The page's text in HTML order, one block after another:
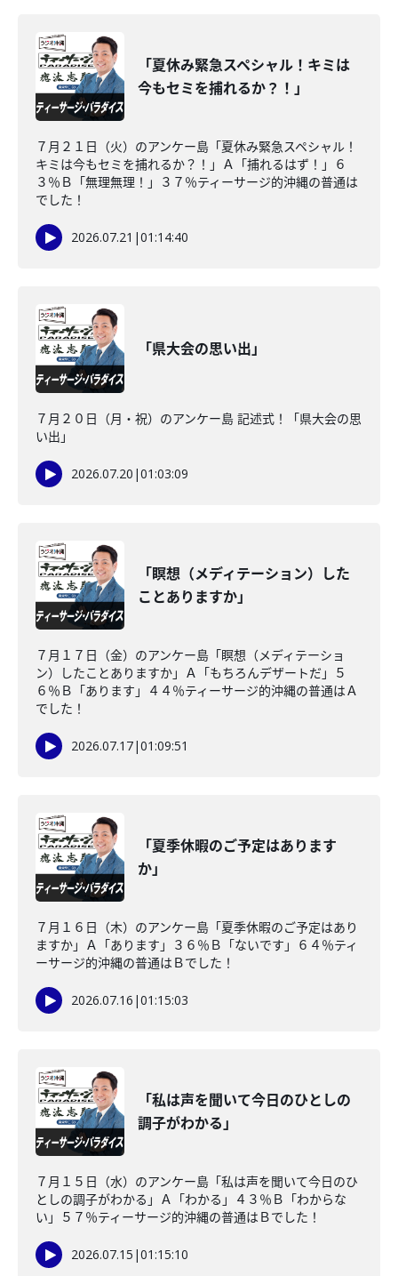
「夏休み緊急スペシャル！キミは
今もセミを捕れるか？！」
７月２１日（火）のアンケー島「夏休み緊急スペシャル！
キミは今もセミを捕れるか？！」Ａ「捕れるはず！」６
３％Ｂ「無理無理！」３７％ティーサージ的沖縄の普通は
でした！
2026.07.21 |01:14:40
「県大会の思い出」
７月２０日（月・祝）のアンケー島 記述式！「県大会の思
い出」
2026.07.20 |01:03:09
「瞑想（メディテーション）した
ことありますか」
７月１７日（金）のアンケー島「瞑想（メディテーショ
ン）したことありますか」Ａ「もちろんデザートだ」５
６％Ｂ「あります」４４％ティーサージ的沖縄の普通はＡ
でした！
2026.07.17|01:09:51
「夏季休暇のご予定はあります
か」
７月１６日（木）のアンケー島「夏季休暇のご予定はあり
ますか」Ａ「あります」３６％Ｂ「ないです」６４％ティ
ーサージ的沖縄の普通はＢでした！
2026.07.16 |01:15:03
「私は声を聞いて今日のひとしの
調子がわかる」
７月１５日（水）のアンケー島「私は声を聞いて今日のひ
としの調子がわかる」Ａ「わかる」４３％Ｂ「わからな
い」５７％ティーサージ的沖縄の普通はＢでした！
2026.07.15 |01:15:10